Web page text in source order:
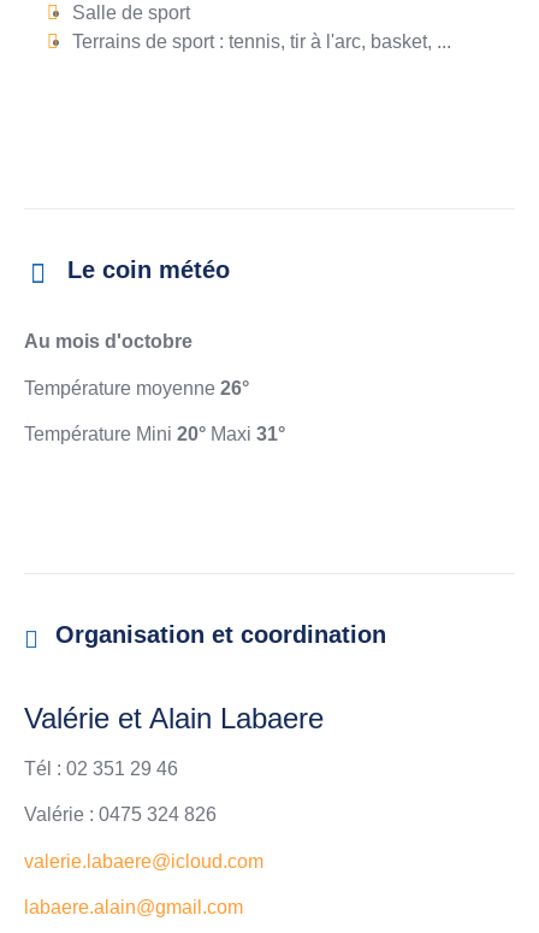
Salle de sport
Terrains de sport : tennis, tir à l'arc, basket, ...
Le coin météo
Au mois d'octobre
Température moyenne 26°
Température Mini 20° Maxi 31°
Organisation et coordination
Valérie et Alain Labaere
Tél : 02 351 29 46
Valérie : 0475 324 826
valerie.labaere@icloud.com
labaere.alain@gmail.com